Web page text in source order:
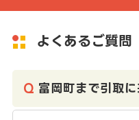
よくあるご質問
富岡町まで引取